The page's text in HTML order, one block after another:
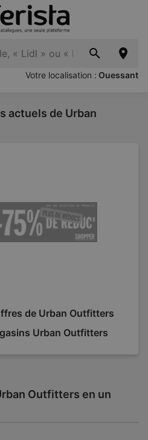
Votre localisation : Ouessant
actuels de Urban
de Urban Outfitters
Urban Outfitters
Outfitters en un